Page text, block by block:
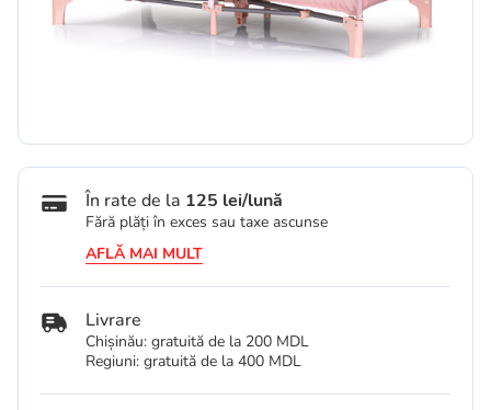
În rate de la 125 lei/lună
Fără plăți în exces sau taxe ascunse
AFLĂ MAI MULT
Livrare
Chișinău: gratuită de la 200 MDL
Regiuni: gratuită de la 400 MDL